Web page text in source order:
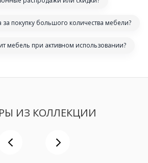
за покупку большого количества мебели?
мебель при активном использовании?
ИЗ КОЛЛЕКЦИИ